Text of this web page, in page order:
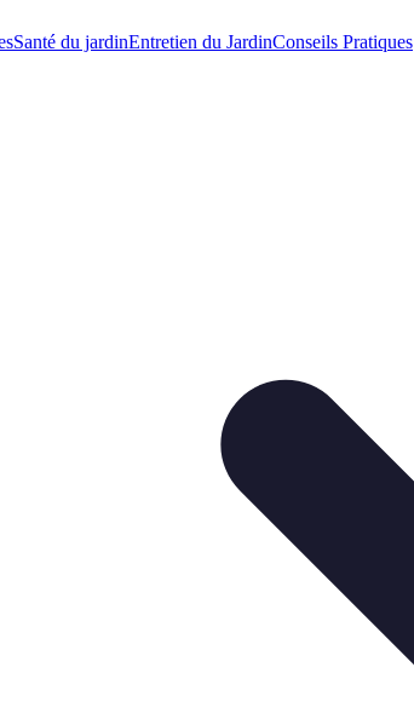
Santé du jardinEntretien du JardinConseils Pratiques